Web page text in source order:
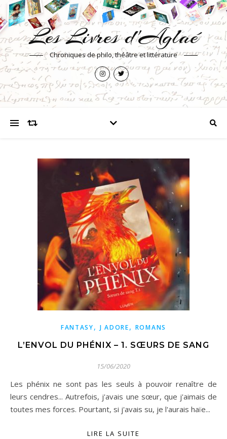
Les Livres d'Aglaé
Chroniques de philo, théâtre et littérature
FANTASY, J ADORE, ROMANS
L’ENVOL DU PHÉNIX – 1. SŒURS DE SANG
15/06/2020
Les phénix ne sont pas les seuls à pouvoir renaître de
leurs cendres... Autrefois, j'avais une sœur, que j'aimais de
toutes mes forces. Pourtant, si j'avais su, je l'aurais haïe...
LIRE LA SUITE